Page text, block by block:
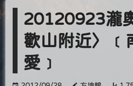
20120923瀧
歡山附近〉﹝
愛﹞